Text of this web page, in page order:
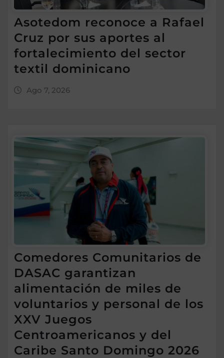
Asotedom reconoce a Rafael
Cruz por sus aportes al
fortalecimiento del sector
textil dominicano
Ago 7, 2026
Comedores Comunitarios de
DASAC garantizan
alimentación de miles de
voluntarios y personal de los
XXV Juegos
Centroamericanos y del
Caribe Santo Domingo 2026